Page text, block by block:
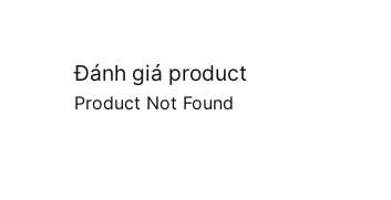
Đánh giá product
Product Not Found